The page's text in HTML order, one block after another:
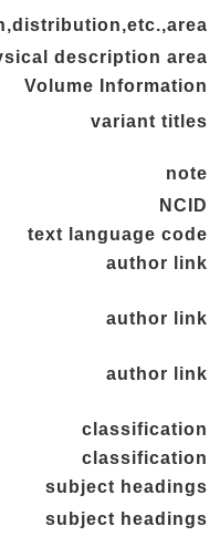
description area
Volume Information
variant titles
note
NCID
text language code
author link
author link
author link
classification
classification
subject headings
subject headings